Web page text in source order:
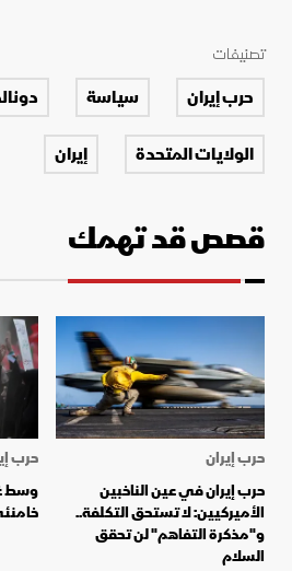
تصنيفات
حرب إيران سياسة
الولايات المتحدة
إيران
قصص قد تهمك
حرب إيران
حرب إيران في عين الناخبين
الأميركيين: لا تستحق التكلفة..
و"مذكرة التفاهم" لن تحقق
السلام
حرب